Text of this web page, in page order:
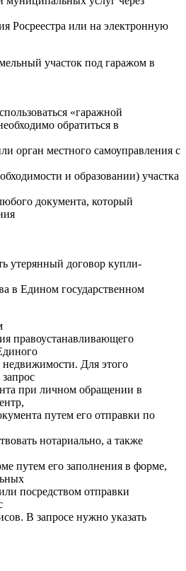
Росреестра или на электронную
участок под гаражом в
«гаражной
обратиться в
орган местного самоуправления с
и образовании) участка
документа, который
утерянный договор купли-
в Едином государственном
правоустанавливающего
недвижимости. Для этого
при личном обращении в
путем его отправки по
нотариально, а также
путем его заполнения в форме,
посредством отправки
В запросе нужно указать